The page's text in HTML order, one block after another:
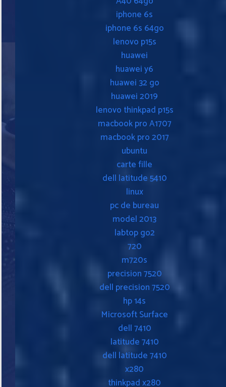
iphone 6s
iphone 6s 64go
lenovo p15s
huawei
huawei y6
huawei 32 go
huawei 2019
lenovo thinkpad p15s
macbook pro A1707
macbook pro 2017
ubuntu
carte fille
dell latitude 5410
linux
pc de bureau
model 2013
labtop go2
720
m720s
precision 7520
dell precision 7520
hp 14s
Microsoft Surface
dell 7410
latitude 7410
dell latitude 7410
x280
thinkpad x280